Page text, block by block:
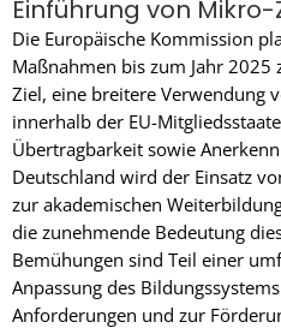
Einführung von
Die Europäische Kommission
Maßnahmen bis zum Jahr
Ziel, eine breitere Verwendung
innerhalb der EU-
Übertragbarkeit sowie
Deutschland wird der Einsatz
zur akademischen
die zunehmende Bedeutung
Bemühungen sind Teil einer
Anpassung des
Anforderungen und zur